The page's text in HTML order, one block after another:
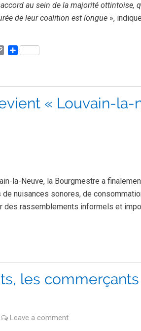
au sein de la majorité ottintoise,
de leur coalition est longue »,
CopyPartager
« Louvain-la-
la-Neuve, la Bourgmestre a
nuisances sonores, de
des rassemblements informels et
les commerçants
Leave a comment